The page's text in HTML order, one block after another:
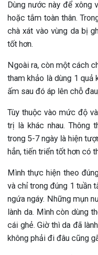
Dùng nước này để xông
hoặc tắm toàn thân.
chà xát vào vùng da bị
tốt hơn.
Ngoài ra, còn một cách
tham khảo là dùng 1 quả
ấm sau đó áp lên chỗ
Tùy thuộc vào mức độ
trị là khác nhau. Thông
trong 5-7 ngày là hiện
hẳn, tiến triển tốt hơn có
Mình thực hiện theo
và chỉ trong đúng 1 tuần
ngứa ngáy. Những mụn
lành da. Mình còn dùng
cái ghẻ. Giờ thì da đã
không phải đi đâu cũng